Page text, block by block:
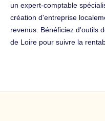
un expert-comptable
création d'entreprise
revenus. Bénéficiez d'outils
de Loire pour suivre la